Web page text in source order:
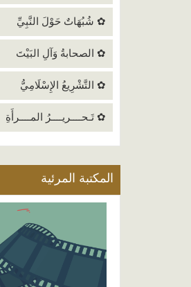
✿ شُبُهَاتٌ حَوْلَ النَّبِيِّ
✿ الصحابةُ وَآلِ البَيْتَ
✿ التَّشْرِيعُ الإِسْلَامِيُّ
✿ تَـحــــريــــرُ المــــرأَةِ
المكتبة المرئية